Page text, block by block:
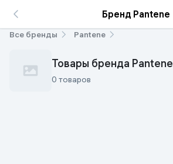
Бренд Pantene
Все бренды Pantene
Товары бренда Pantene
0 товаров